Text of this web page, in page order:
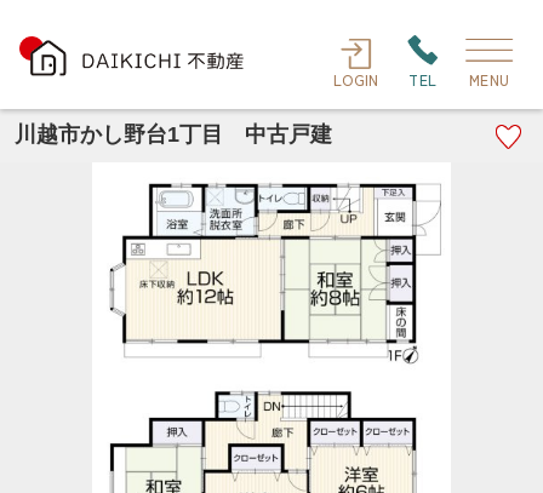
LOGIN TEL MENU
川越市かし野台1丁目 中古戸建